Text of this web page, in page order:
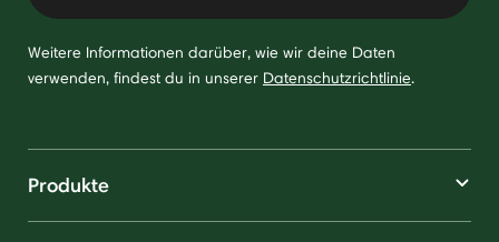
Weitere Informationen darüber, wie wir deine Daten
verwenden, findest du in unserer Datenschutzrichtlinie.
Produkte